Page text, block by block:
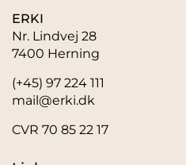
ERKI
Nr. Lindvej 28
7400 Herning
(+45) 97 224 111
mail@erki.dk
CVR 70 85 22 17